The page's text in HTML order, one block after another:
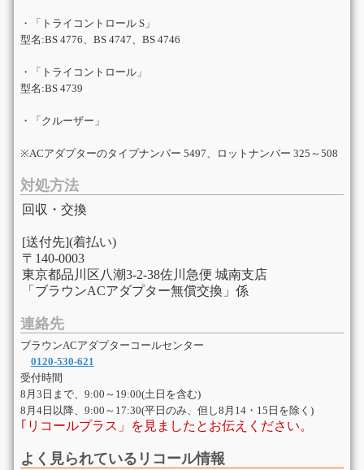
・「トライコントロール S」
型名:BS 4776、BS 4747、BS 4746
・「トライコントロール」
型名:BS 4739
・「クルーザー」
※ACアダプターのタイプナンバー 5497、ロットナンバー 325～508
対処方法
回収・交換
[送付先](着払い)
〒140-0003
東京都品川区八潮3-2-38佐川急便 城南支店
「ブラウンACアダプター無償交換」係
連絡先
ブラウンACアダプターコールセンター
0120-530-621
受付時間
8月3日まで、9:00～19:00(土日を含む)
8月4日以降、9:00～17:30(平日のみ、但し8月14・15日を除く)
｢リコールプラス」を見ましたとお伝えください。
よく見られているリコール情報